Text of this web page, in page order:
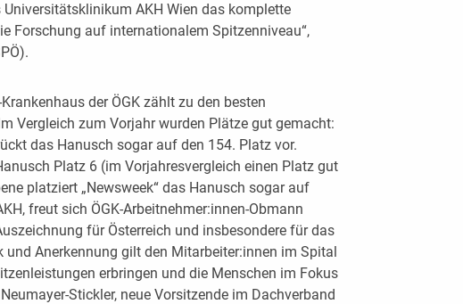
AKH Wien das komplette
Forschung auf internationalem Spitzenniveau“,
der ÖGK zählt zu den besten
Vergleich zum Vorjahr wurden Plätze gut gemacht:
das Hanusch sogar auf den 154. Platz vor.
Platz 6 (im Vorjahresvergleich einen Platz gut
platziert „Newsweek“ das Hanusch sogar auf
freut sich ÖGK-Arbeitnehmer:innen-Obmann
für Österreich und insbesondere für das
und Anerkennung gilt den Mitarbeiter:innen im Spital
erbringen und die Menschen im Fokus
Stickler, neue Vorsitzende im Dachverband